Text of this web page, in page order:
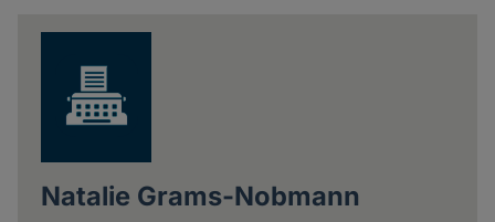
Natalie Grams-Nobmann